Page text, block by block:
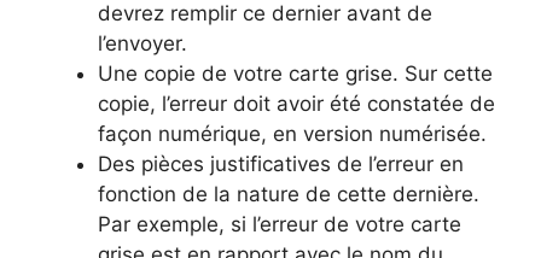
devrez remplir ce dernier avant de
l’envoyer.
Une copie de votre carte grise. Sur cette
copie, l’erreur doit avoir été constatée de
façon numérique, en version numérisée.
Des pièces justificatives de l’erreur en
fonction de la nature de cette dernière.
Par exemple, si l’erreur de votre carte